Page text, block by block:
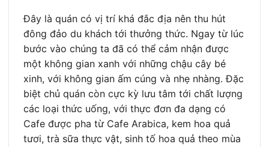
Đây là quán có vị trí khá đắc địa nên thu hút
đông đảo du khách tới thưởng thức. Ngay từ lúc
bước vào chúng ta đã có thể cảm nhận được
một không gian xanh với những chậu cây bé
xinh, với không gian ấm cúng và nhẹ nhàng. Đặc
biệt chủ quán còn cực kỳ lưu tâm tới chất lượng
các loại thức uống, với thực đơn đa dạng có
Cafe được pha từ Cafe Arabica, kem hoa quả
tươi, trà sữa thực vật, sinh tố hoa quả theo mùa